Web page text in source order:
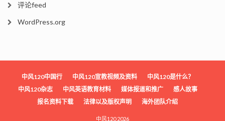
评论feed
WordPress.org
中风120中国行 中风120宣教视频及资料
中风120是什么？
中风120杂志
中风英语教育材料 媒体报道和推广
感人故事
报名资料下载
法律以及版权声明 海外团队介绍
中风120 2026